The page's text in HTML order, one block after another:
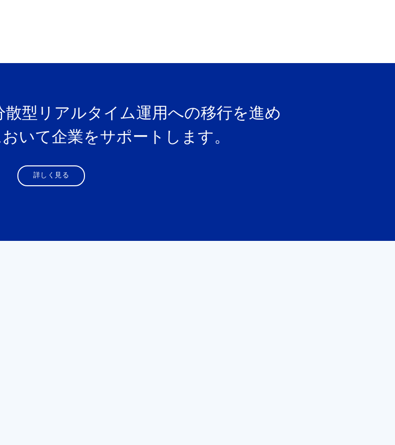
型リアルタイム運用への移行を進め
いて企業をサポートします。
詳しく見る